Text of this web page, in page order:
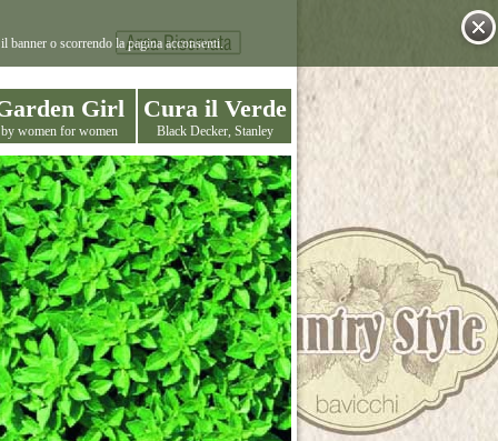
Girl
by women for women
Cura il Verde
Black Decker, Stanley
banner o scorrendo la pagina acconsenti.